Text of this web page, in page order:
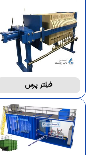
فیلتر پرس